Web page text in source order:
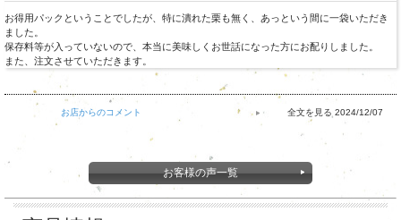
お得用パックということでしたが、特に潰れた栗も無く、あっという間に一袋いただき
ました。
保存料等が入っていないので、本当に美味しくお世話になった方にお配りしました。
また、注文させていただきます。
お店からのコメント 2024/12/07
お客様の声一覧